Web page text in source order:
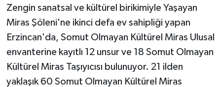
Zengin sanatsal ve kültürel birikimiyle Yaşayan
Miras Şöleni'ne ikinci defa ev sahipliği yapan
Erzincan'da, Somut Olmayan Kültürel Miras Ulusal
envanterine kayıtlı 12 unsur ve 18 Somut Olmayan
Kültürel Miras Taşıyıcısı bulunuyor. 21 ilden
yaklaşık 60 Somut Olmayan Kültürel Miras